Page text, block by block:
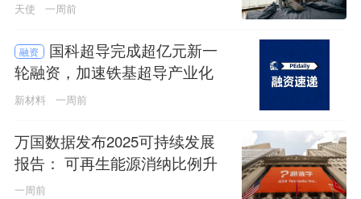
天使 一周前
融资
国科超导完成超亿元新一
轮融资，加速铁基超导产业化
新材料 一周前
万国数据发布2025可持续发展
报告： 可再生能源消纳比例升
至60%，以绿色算力底座驱动AI
一周前